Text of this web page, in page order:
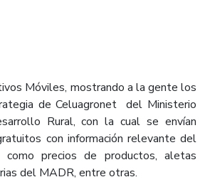
Móviles, mostrando a la gente los
de Celuagronet del Ministerio
Rural, con la cual se envían
con información relevante del
como precios de productos, aletas
del MADR, entre otras.